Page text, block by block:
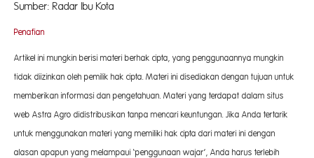
Sumber: Radar Ibu Kota
Penafian
Artikel ini mungkin berisi materi berhak cipta, yang penggunaannya mungkin
tidak diizinkan oleh pemilik hak cipta. Materi ini disediakan dengan tujuan untuk
memberikan informasi dan pengetahuan. Materi yang terdapat dalam situs
web Astra Agro didistribusikan tanpa mencari keuntungan. Jika Anda tertarik
untuk menggunakan materi yang memiliki hak cipta dari materi ini dengan
alasan apapun yang melampaui ‘penggunaan wajar’, Anda harus terlebih